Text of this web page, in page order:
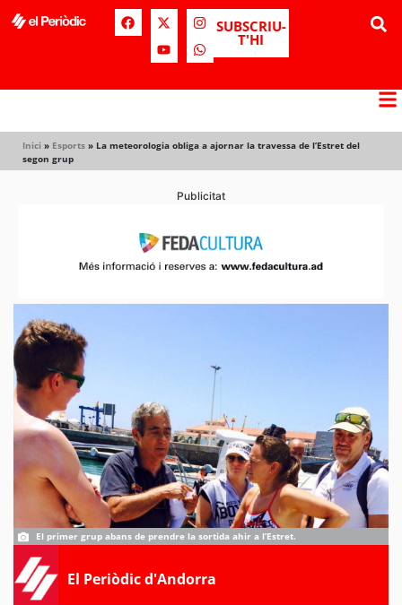
SUBSCRIU-
T'HI
Inici » Esports » La meteorologia obliga a ajornar la travessa de l’Estret del
segon grup
Publicitat
El primer grup abans de prendre la sortida ahir a l’Estret.
El Periòdic d'Andorra